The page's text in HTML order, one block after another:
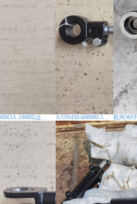
50M3A-100002止动板杭州叉车倾斜缸挡板 A35N450-600000-501倾斜油缸非标/加高三级门架